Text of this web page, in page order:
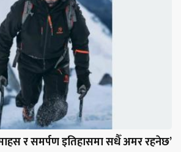
र समर्पण इतिहासमा सधैँ अमर रहनेछ’